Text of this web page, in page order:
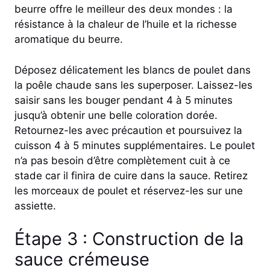
beurre offre le meilleur des deux mondes : la
résistance à la chaleur de l’huile et la richesse
aromatique du beurre.
Déposez délicatement les blancs de poulet dans
la poêle chaude sans les superposer. Laissez-les
saisir sans les bouger pendant 4 à 5 minutes
jusqu’à obtenir une belle coloration dorée.
Retournez-les avec précaution et poursuivez la
cuisson 4 à 5 minutes supplémentaires. Le poulet
n’a pas besoin d’être complètement cuit à ce
stade car il finira de cuire dans la sauce. Retirez
les morceaux de poulet et réservez-les sur une
assiette.
Étape 3 : Construction de la
sauce crémeuse